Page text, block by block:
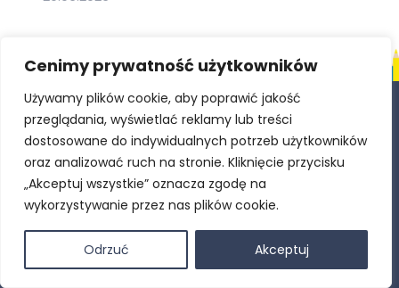
Cenimy prywatność użytkowników
Używamy plików cookie, aby poprawić jakość
przeglądania, wyświetlać reklamy lub treści
dostosowane do indywidualnych potrzeb użytkowników
oraz analizować ruch na stronie. Kliknięcie przycisku
„Akceptuj wszystkie” oznacza zgodę na
wykorzystywanie przez nas plików cookie.
Odrzuć Akceptuj
Samorządowe Przedszkole w Zespole Szkolno-
Przedszkolnym w Polance Wielkiej
ul. Długa 14, 32-607 Polanka Wielka
+48 33 848 88 00
sekretariat.przedszkole@polanka-wielka.pl